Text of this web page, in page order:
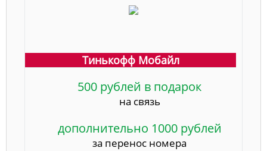
Тинькофф Мобайл
500 рублей в подарок
на связь
дополнительно 1000 рублей
за перенос номера